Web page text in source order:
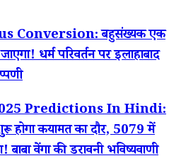
Conversion: बहुसंख्यक एक
धर्म परिवर्तन पर इलाहाबाद
Predictions In Hindi:
होगा कयामत का दौर, 5079 में
बाबा वेंगा की डरावनी भविष्यवाणी